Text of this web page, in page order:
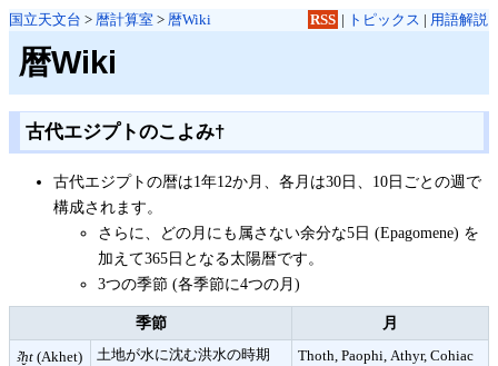
国立天文台 > 暦計算室 > 暦Wiki RSS | トピックス | 用語解説
暦Wiki
古代エジプトのこよみ†
古代エジプトの暦は1年12か月、各月は30日、10日ごとの週で
構成されます。
さらに、どの月にも属さない余分な5日 (Epagomene) を
加えて365日となる太陽暦です。
3つの季節 (各季節に4つの月)
季節 月
Ꜣḫt (Akhet) 土地が水に沈む洪水の時期 Thoth, Paophi, Athyr, Cohiac